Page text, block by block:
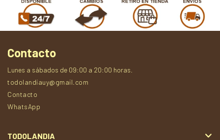
Contacto
Lunes a sábados de 09:00 a 20:00 horas.
todolandiauy@gmail.com
Contacto
WhatsApp
TODOLANDIA